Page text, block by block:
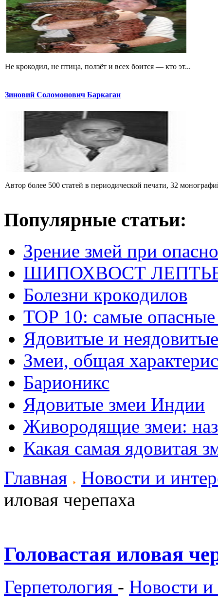
Не крокодил, не птица, ползёт и всех боится — кто эт...
Зиновий Соломонович Баркаган
Автор более 500 статей в периодической печати, 32
Популярные статьи:
Зрение змей при
ШИПОХВОСТ
Болезни крокодилов
TOP 10: самые
Ядовитые и
Змеи, общая
Барионикс
Ядовитые змеи Индии
Живородящие змеи:
Какая самая ядовитая
Главная
Новости и
иловая черепаха
Головастая иловая
Герпетология - Новости и